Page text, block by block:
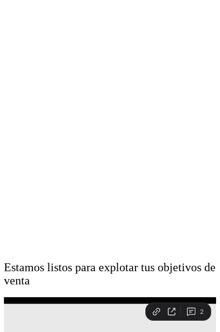
Estamos listos para explotar tus objetivos de
venta